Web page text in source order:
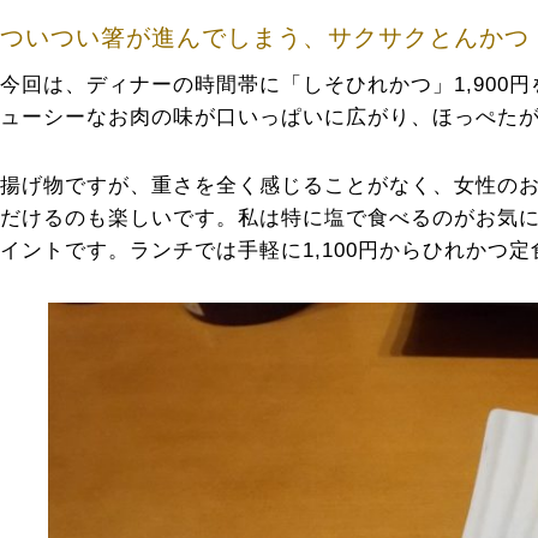
ついつい箸が進んでしまう、サクサクとんかつ
今回は、ディナーの時間帯に「しそひれかつ」1,900
ューシーなお肉の味が口いっぱいに広がり、ほっぺ
揚げ物ですが、重さを全く感じることがなく、女性の
だけるのも楽しいです。私は特に塩で食べるのがお気
イントです。ランチでは手軽に1,100円からひれかつ